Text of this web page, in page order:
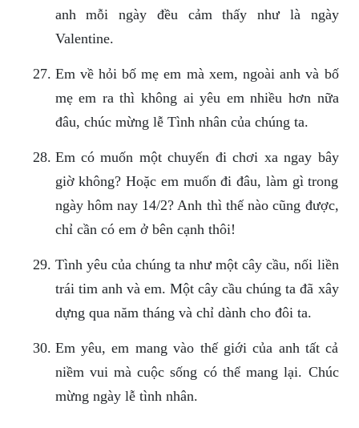
anh mỗi ngày đều cảm thấy như là ngày
Valentine.
Em về hỏi bố mẹ em mà xem, ngoài anh và bố
mẹ em ra thì không ai yêu em nhiều hơn nữa
đâu, chúc mừng lễ Tình nhân của chúng ta.
Em có muốn một chuyến đi chơi xa ngay bây
giờ không? Hoặc em muốn đi đâu, làm gì trong
ngày hôm nay 14/2? Anh thì thế nào cũng được,
chỉ cần có em ở bên cạnh thôi!
Tình yêu của chúng ta như một cây cầu, nối liền
trái tim anh và em. Một cây cầu chúng ta đã xây
dựng qua năm tháng và chỉ dành cho đôi ta.
Em yêu, em mang vào thế giới của anh tất cả
niềm vui mà cuộc sống có thể mang lại. Chúc
mừng ngày lễ tình nhân.